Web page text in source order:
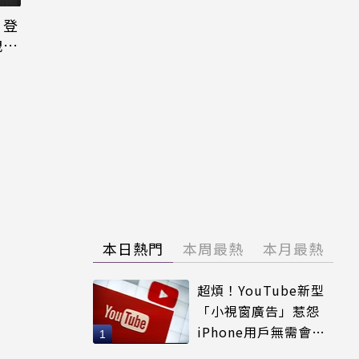
本日熱門 本周最熱 本月最熱
超煩！YouTube新型
「小視窗廣告」惹怨
iPhone用戶無需會員